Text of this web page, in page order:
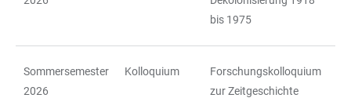
bis 1975
Sommersemester
2026
Kolloquium
Forschungskolloquium
zur Zeitgeschichte